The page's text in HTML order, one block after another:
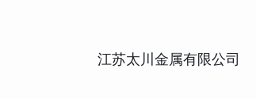
江苏太川金属有限公司